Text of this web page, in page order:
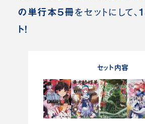
の単行本５冊をセットにして、
ト！
セット内容